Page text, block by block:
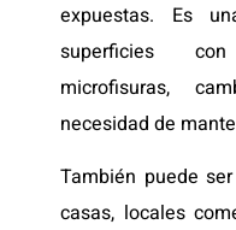
expuestas. Es
superficies
microfisuras,
necesidad de
También puede
casas, locales